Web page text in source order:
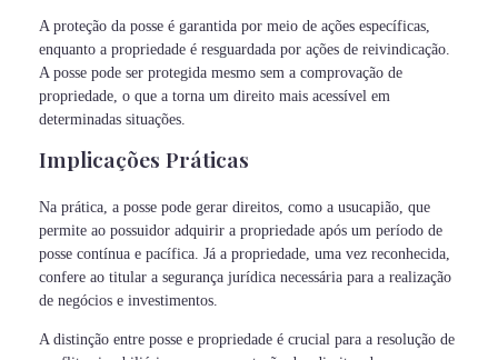
A proteção da posse é garantida por meio de ações específicas,
enquanto a propriedade é resguardada por ações de reivindicação.
A posse pode ser protegida mesmo sem a comprovação de
propriedade, o que a torna um direito mais acessível em
determinadas situações.
Implicações Práticas
Na prática, a posse pode gerar direitos, como a usucapião, que
permite ao possuidor adquirir a propriedade após um período de
posse contínua e pacífica. Já a propriedade, uma vez reconhecida,
confere ao titular a segurança jurídica necessária para a realização
de negócios e investimentos.
A distinção entre posse e propriedade é crucial para a resolução de